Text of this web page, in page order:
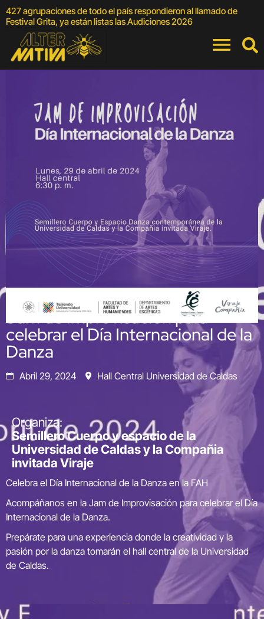
427 agrupaciones de todo el país respondieron al llamado de
Festival Grita, ya están listas las Audiciones 2026
Jam de Improvisación para
celebrar el Día Internacional de la
Danza
Abril 29, 2024 Hall Central Universidad de Caldas
Organiza:
Semillero Cuerpo y espacio de la
Universidad de Caldas y la Compañia
invitada Viraje
Celebra el Día Internacional de la Danza en la FAH
Acompáñanos en la Jam de Improvisación para celebrar el Día
Internacional de la Danza.
Prepárate para una experiencia donde la creatividad y la
pasión por la danza tomarán el hall central de la Universidad
de Caldas.